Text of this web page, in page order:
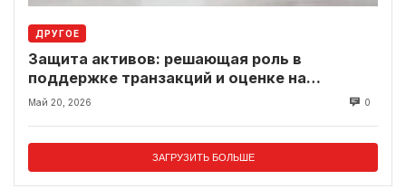
ДРУГОЕ
Защита активов: решающая роль в
поддержке транзакций и оценке на
современном рынке
Май 20, 2026 0
ЗАГРУЗИТЬ БОЛЬШЕ